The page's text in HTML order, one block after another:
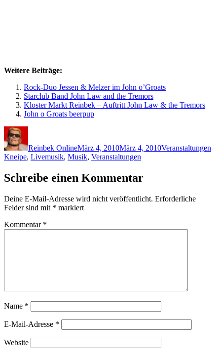
Weitere Beiträge:
Rock-Duo Jessen & Melzer im John o’Groats
Starclub Band John Law and the Tremors
Kloster Markt Reinbek – Auftritt John Law & the Tremors
John o Groats beerpup
Reinbek OnlineMärz 4, 2010März 4, 2010Veranstaltungen
Kneipe, Livemusik, Musik, Veranstaltungen
Schreibe einen Kommentar
Deine E-Mail-Adresse wird nicht veröffentlicht. Erforderliche
Felder sind mit * markiert
Kommentar *
Name *
E-Mail-Adresse *
Website